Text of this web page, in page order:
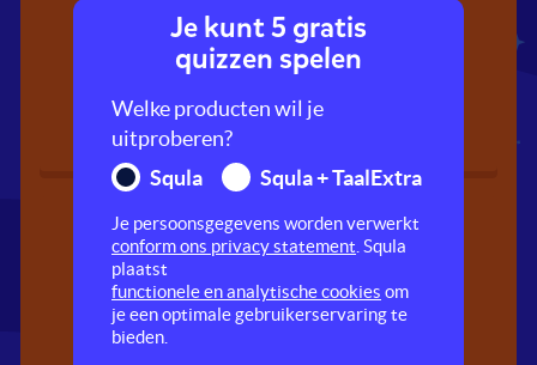
Onderwerp &
persoonsvorm
Persoonsvorm
Je kunt 5 gratis
quizzen spelen
Welke producten wil je
uitproberen?
Squla
Squla + TaalExtra
Je persoonsgegevens worden verwerkt
conform ons privacy statement . Squla
plaatst
functionele en analytische cookies om
je een optimale gebruikerservaring te
bieden.